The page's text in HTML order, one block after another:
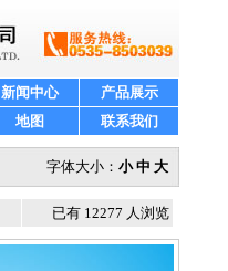
新闻中心
产品展示
地图 联系我们
字体大小： 小 中 大
已有 12277 人浏览